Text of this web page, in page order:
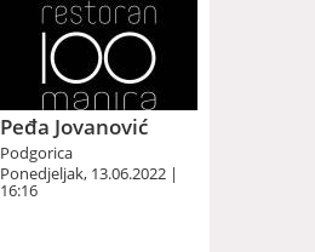
Peđa Jovanović
Podgorica
Ponedjeljak, 13.06.2022 |
16:16